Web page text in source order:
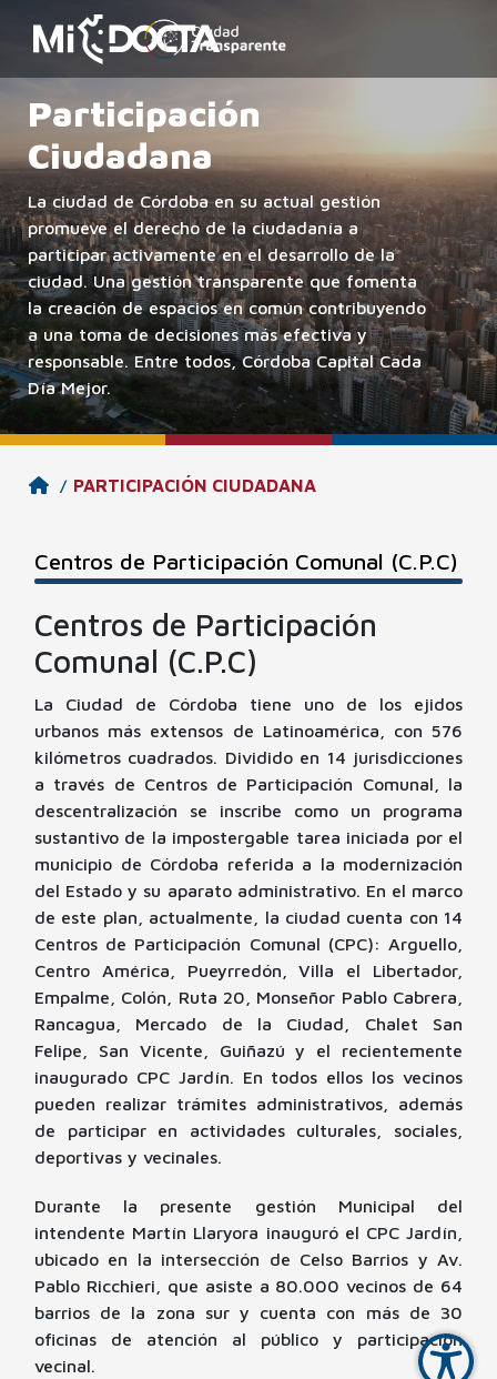
Participación
Ciudadana
La ciudad de Córdoba en su actual gestión
promueve el derecho de la ciudadanía a
participar activamente en el desarrollo de la
ciudad. Una gestión transparente que fomenta
la creación de espacios en común contribuyendo
a una toma de decisiones más efectiva y
responsable. Entre todos, Córdoba Capital Cada
Día Mejor.
PARTICIPACIÓN CIUDADANA
Centros de Participación Comunal (C.P.C)
Centros de Participación
Comunal (C.P.C)
La Ciudad de Córdoba tiene uno de los ejidos
urbanos más extensos de Latinoamérica, con 576
kilómetros cuadrados. Dividido en 14 jurisdicciones
a través de Centros de Participación Comunal, la
descentralización se inscribe como un programa
sustantivo de la impostergable tarea iniciada por el
municipio de Córdoba referida a la modernización
del Estado y su aparato administrativo. En el marco
de este plan, actualmente, la ciudad cuenta con 14
Centros de Participación Comunal (CPC): Arguello,
Centro América, Pueyrredón, Villa el Libertador,
Empalme, Colón, Ruta 20, Monseñor Pablo Cabrera,
Rancagua, Mercado de la Ciudad, Chalet San
Felipe, San Vicente, Guiñazú y el recientemente
inaugurado CPC Jardín. En todos ellos los vecinos
pueden realizar trámites administrativos, además
de participar en actividades culturales, sociales,
deportivas y vecinales.
Durante la presente gestión Municipal del
intendente Martín Llaryora inauguró el CPC Jardín,
ubicado en la intersección de Celso Barrios y Av.
Pablo Ricchieri, que asiste a 80.000 vecinos de 64
barrios de la zona sur y cuenta con más de 30
oficinas de atención al público y participación
vecinal.
Menú de Accesibilidad (ALT+A)
Lectura de Página Comandos de Voz
Corrección de Color